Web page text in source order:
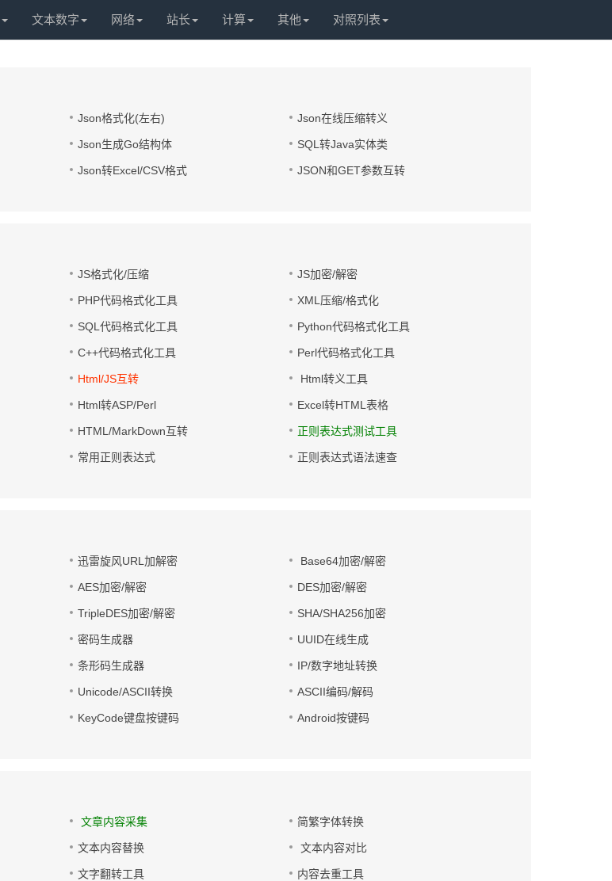
文本数字 网络 站长 计算 其他 对照列表
Json格式化(左右) Json在线压缩转义
Json生成Go结构体 SQL转Java实体类
Json转Excel/CSV格式 JSON和GET参数互转
JS格式化/压缩 JS加密/解密
PHP代码格式化工具 XML压缩/格式化
SQL代码格式化工具 Python代码格式化工具
C++代码格式化工具 Perl代码格式化工具
Html/JS互转 Html转义工具
Html转ASP/Perl Excel转HTML表格
HTML/MarkDown互转 正则表达式测试工具
常用正则表达式 正则表达式语法速查
迅雷旋风URL加解密 Base64加密/解密
AES加密/解密 DES加密/解密
TripleDES加密/解密 SHA/SHA256加密
密码生成器 UUID在线生成
条形码生成器 IP/数字地址转换
Unicode/ASCII转换 ASCII编码/解码
KeyCode键盘按键码 Android按键码
文章内容采集 简繁字体转换
文本内容替换 文本内容对比
文字翻转工具 内容去重工具